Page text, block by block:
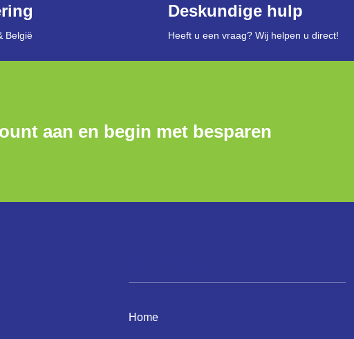
België
Deskundige hulp
Heeft u een vraag? Wij helpen u direct!
aan en begin met besparen
Home